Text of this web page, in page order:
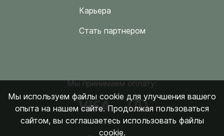
Карьера
Стать партнером
Мы принимаем оплату:
Мы используем файлы cookie для улучшения вашего
опыта на нашем сайте. Продолжая пользоваться
сайтом, вы соглашаетесь использовать файлы
cookie.